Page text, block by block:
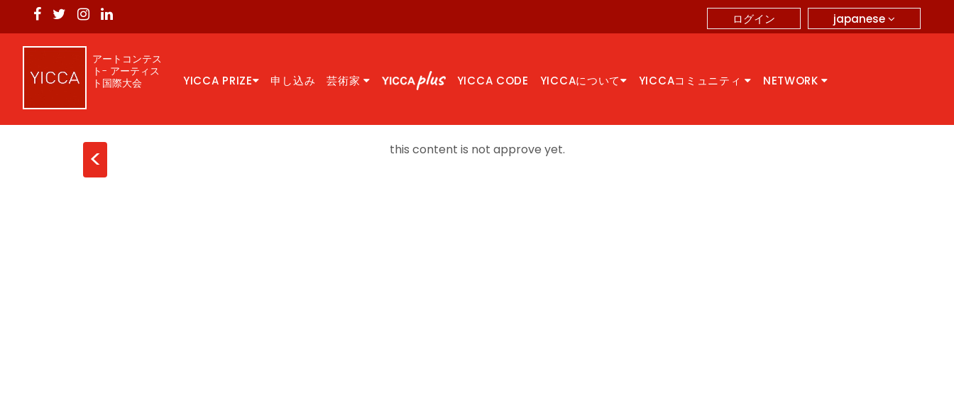
japanese
ログイン
アートコンテス
ト- アーティス
ト国際大会
YICCA PRIZE 申し込み 芸術家 YICCA CODE YICCAについて YICCAコミュニティ NETWORK
< this content is not approve yet.